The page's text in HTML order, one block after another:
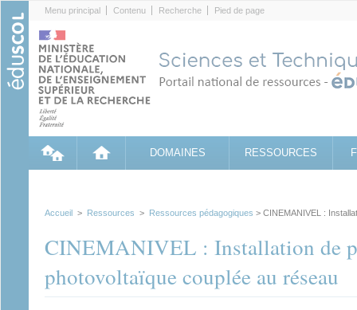
Menu principal Contenu Recherche Pied de page
DOMAINES RESSOURCES
Accueil > Ressources > Ressources pédagogiques > CINEMANIVEL :
CINEMANIVEL : Installation de
photovoltaïque couplée au réseau